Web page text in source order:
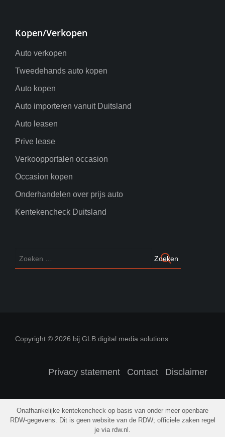
Kopen/Verkopen
Auto verkopen
Tweedehands auto kopen
Auto kopen
Auto importeren vanuit Duitsland
Auto leasen
Prive lease
Verkoopportalen occasion
Occasion kopen
Onderhandelen over prijs auto
Kentekencheck Duitsland
Copyright © 2026 bij GLB digital media solutions
Privacy statement Contact Disclaimer
Onafhankelijke kentekencheck op basis van onder meer openbare
RDW-gegevens. Dit is geen website van de RDW; officiele zaken regel
je via rdw.nl.